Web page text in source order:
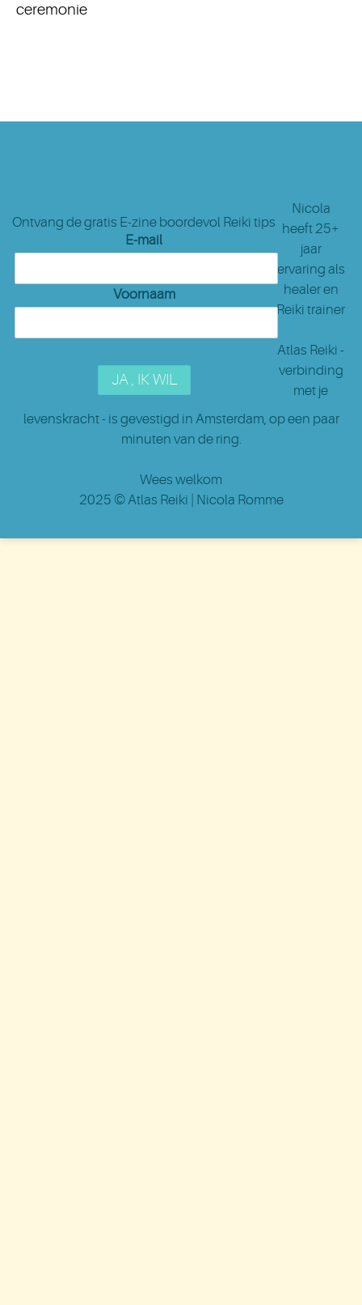
ceremonie
Ontvang de gratis E-zine boordevol Reiki tips
E-mail
Voornaam
Nicola
heeft 25+
jaar
ervaring als
healer en
Reiki trainer
Atlas Reiki -
verbinding
met je
levenskracht - is gevestigd in Amsterdam, op een paar
minuten van de ring.
Wees welkom
2025 ©Atlas Reiki | Nicola Romme